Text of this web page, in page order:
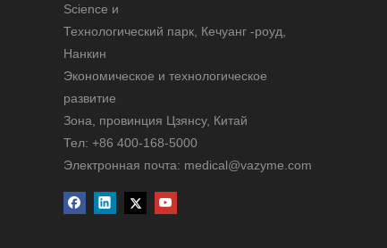
Science и
Технологический парк, Кечуанг -роуд,
Нанкин
Экономическое и технологическое
развитие
Зона, провинция Цзянсу, Китай
Тел: +86 400-168-5000
Электронная почта: medical@vazyme.com